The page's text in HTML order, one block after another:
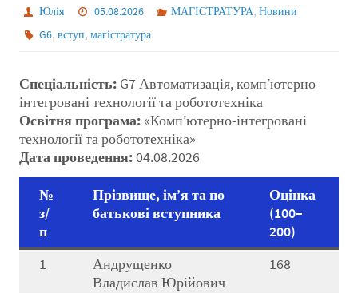
Юлія 05.08.2026 МАГІСТРАТУРА, Новини
G6,вступ,магістратура
Спеціальність: G7 Автоматизація, комп’ютерно-
інтегровані технології та робототехніка
Освітня програма:«Комп’ютерно-інтегровані
технології та робототехніка»
Дата проведення:04.08.2026
№
з/
п
Прізвище, ім’я та по
батькові вступника
Оцінка
(100–
200)
1
Андрущенко
Владислав Юрійович
168